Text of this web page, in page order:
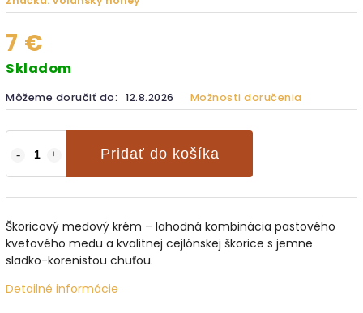
7 €
Skladom
Môžeme doručiť do: 12.8.2026 Možnosti doručenia
Pridať do košíka
Škoricový medový krém – lahodná kombinácia pastového
kvetového medu a kvalitnej cejlónskej škorice s jemne
sladko-korenistou chuťou.
Detailné informácie